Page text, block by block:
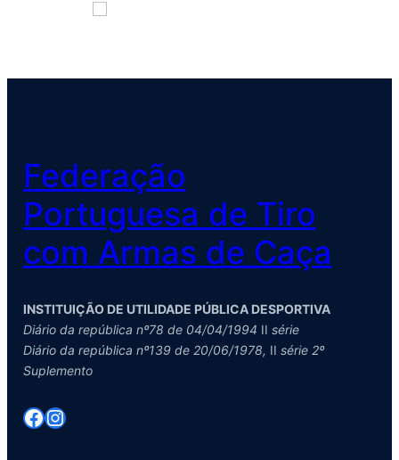
Federação
Portuguesa de Tiro
com Armas de Caça
INSTITUIÇÃO DE UTILIDADE PÚBLICA DESPORTIVA
Diário da república nº78 de 04/04/1994 II série
Diário da república nº139 de 20/06/1978, II série 2º
Suplemento
Facebook Instagram